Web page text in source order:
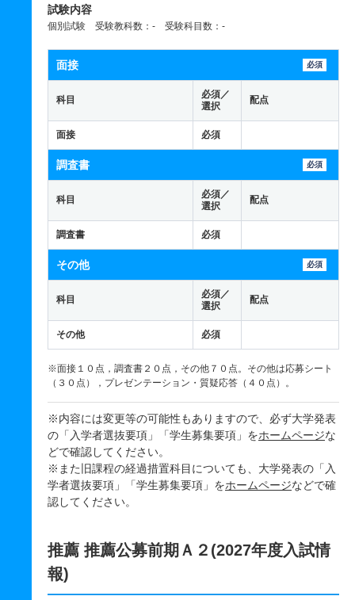
試験内容
個別試験 受験教科数：- 受験科目数：-
面接 必須
科目
必須／
選択
配点
面接 必須
調査書 必須
科目
必須／
選択
配点
調査書 必須
その他 必須
科目
必須／
選択
配点
その他 必須
※面接１０点，調査書２０点，その他７０点。その他は応募シート
（３０点），プレゼンテーション・質疑応答（４０点）。
※内容には変更等の可能性もありますので、必ず大学発表
の「入学者選抜要項」「学生募集要項」をホームページな
どで確認してください。
※また旧課程の経過措置科目についても、大学発表の「入
学者選抜要項」「学生募集要項」をホームページなどで確
認してください。
推薦 推薦公募前期Ａ２(2027年度入試情
報)